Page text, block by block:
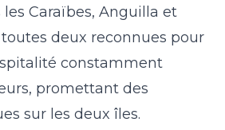
Caraïbes, Anguilla et
deux reconnues pour
constamment
promettant des
sur les deux îles.